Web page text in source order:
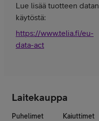
Lue lisää tuotteen datan
käytöstä:
https://www.telia.fi/eu-
data-act
Laitekauppa
Puhelimet Kaiuttimet